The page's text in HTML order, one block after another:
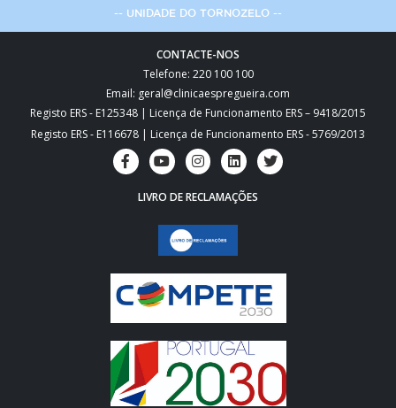
-- UNIDADE DO TORNOZELO --
CONTACTE-NOS
Telefone: 220 100 100
Email: geral@clinicaespregueira.com
Registo ERS - E125348 | Licença de Funcionamento ERS – 9418/2015
Registo ERS - E116678 | Licença de Funcionamento ERS - 5769/2013
LIVRO DE RECLAMAÇÕES